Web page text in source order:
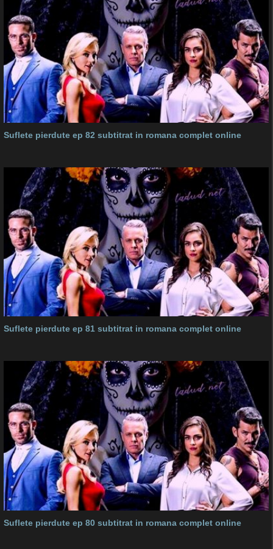
Suflete pierdute ep 82 subtitrat in romana complet online
Suflete pierdute ep 81 subtitrat in romana complet online
Suflete pierdute ep 80 subtitrat in romana complet online